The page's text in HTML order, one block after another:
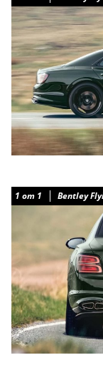
1 от 1 Bentley